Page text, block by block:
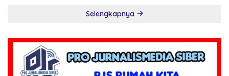
Selengkapnya